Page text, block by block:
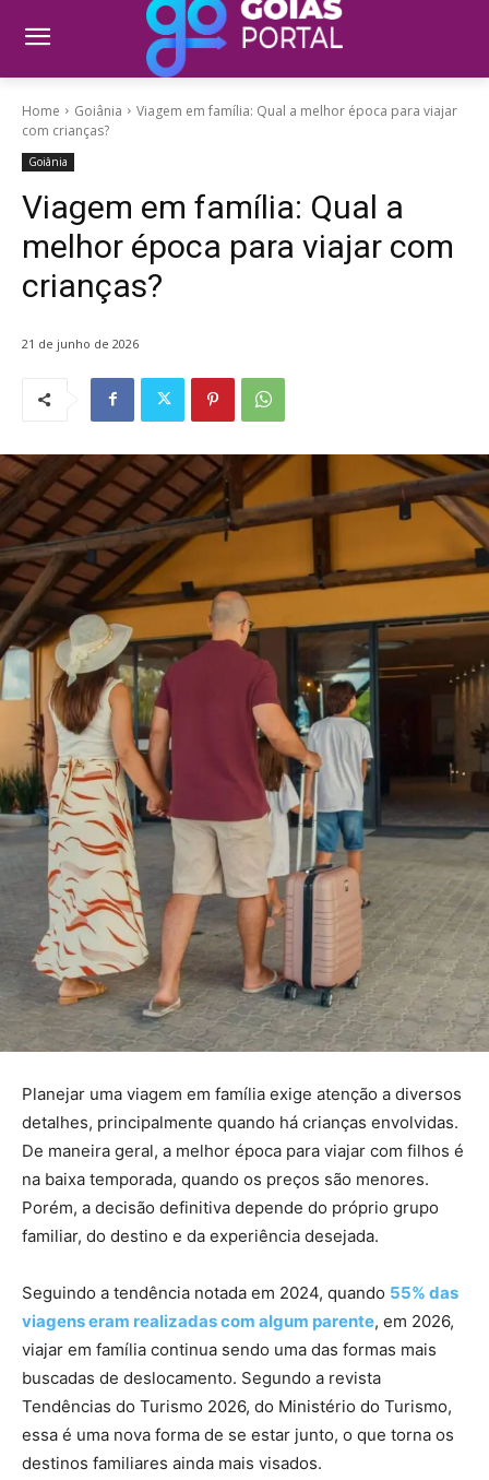
Home Goiânia
Viagem em família: Qual a melhor época para viajar
com crianças?
Goiânia
Viagem em família: Qual a
melhor época para viajar com
crianças?
21 de junho de 2026
Planejar uma viagem em família exige atenção a diversos
detalhes, principalmente quando há crianças envolvidas.
De maneira geral, a melhor época para viajar com filhos é
na baixa temporada, quando os preços são menores.
Porém, a decisão definitiva depende do próprio grupo
familiar, do destino e da experiência desejada.
Seguindo a tendência notada em 2024, quando 55% das
viagens eram realizadas com algum parente, em 2026,
viajar em família continua sendo uma das formas mais
buscadas de deslocamento. Segundo a revista
Tendências do Turismo 2026, do Ministério do Turismo,
essa é uma nova forma de se estar junto, o que torna os
destinos familiares ainda mais visados.